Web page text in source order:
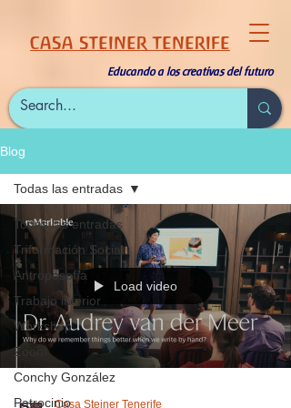
CASA STEINER TENERIFE
Educando a los creativas del futuro
Blog
Todas las entradas
Triformación Social
Antroposofía
Trabajo interior
Workshop
Zoom
Conchy González
Patrocinio
Todas las entradas
Load video
Casa Steiner Tenerife